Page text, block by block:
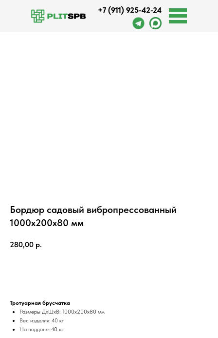
+7 (911) 925-42-24
Бордюр садовый вибропрессованный
1000х200х80 мм
280,00 р.
Тротуарная брусчатка
Размеры ДхШхВ: 1000х200х80 мм
Вес изделия: 40 кг
На поддоне: 40 шт